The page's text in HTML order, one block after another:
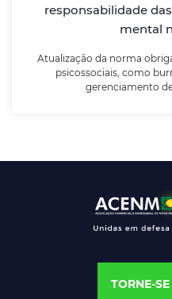
responsabilidade
mental
Atualização da norma
psicossociais, como
gerenciamento
TORNE-